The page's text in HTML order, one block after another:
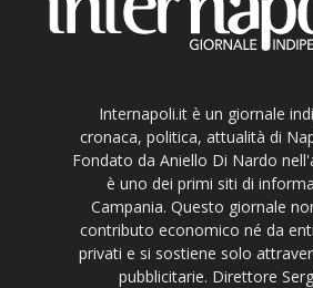
Internapoli.it è un giornale
cronaca, politica, attualità di
Fondato da Aniello Di Nardo
è uno dei primi siti di
Campania. Questo giornale
contributo economico né da
privati e si sostiene solo
pubblicitarie. Direttore